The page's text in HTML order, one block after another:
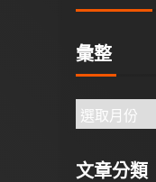
彙整
文章分類